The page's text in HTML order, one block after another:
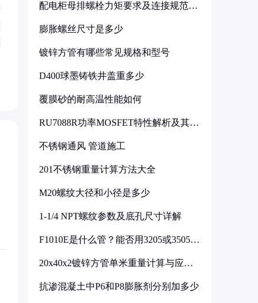
配电柜母排螺栓力矩要求及连接规范详
膨胀螺丝尺寸是多少
镀锌方管有哪些常见规格和型号
D400球墨铸铁井盖重多少
覆膜砂的耐高温性能如何
RU7088R功率MOSFET特性解析及其在
不锈钢通风 管道施工
201不锈钢重量计算方法大全
M20螺纹大径和小径是多少
1-1/4 NPT螺纹参数及底孔尺寸详解
F1010E是什么管？能否用3205或3505代
20x40x2镀锌方管单米重量计算与应用
抗渗混凝土中P6和P8膨胀剂分别加多少